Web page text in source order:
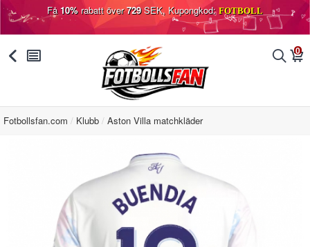
Få10%rabatt över729SEK, Kupongkod: FOTBOLL
󰅯 󰂩 󰂨 0
󰃦
Fotbollsfan.com Klubb Aston Villa matchkläder